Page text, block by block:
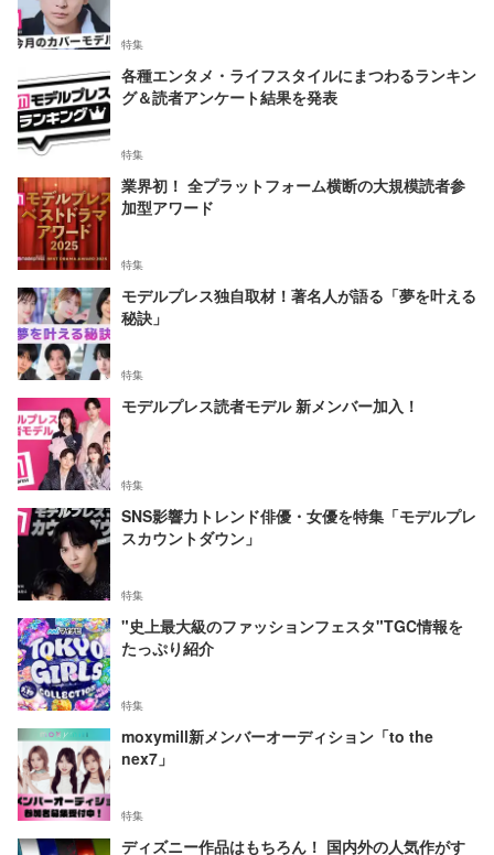
特集
各種エンタメ・ライフスタイルにまつわるランキン
グ＆読者アンケート結果を発表
特集
業界初！ 全プラットフォーム横断の大規模読者参
加型アワード
特集
モデルプレス独自取材！著名人が語る「夢を叶える
秘訣」
特集
モデルプレス読者モデル 新メンバー加入！
特集
SNS影響力トレンド俳優・女優を特集「モデルプレ
スカウントダウン」
特集
"史上最大級のファッションフェスタ"TGC情報を
たっぷり紹介
特集
moxymill新メンバーオーディション「to the
nex7」
特集
ディズニー作品はもちろん！ 国内外の人気作がす